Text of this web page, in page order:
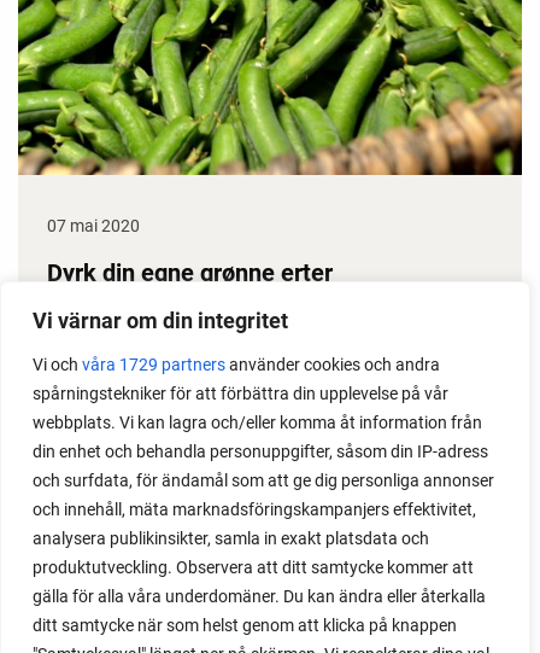
Vi värnar om din integritet
Vi och våra 1729 partnersanvänder cookies och andra
spårningstekniker för att förbättra din upplevelse på vår
webbplats. Vi kan lagra och/eller komma åt information från
din enhet och behandla personuppgifter, såsom din IP-adress
och surfdata, för ändamål som att ge dig personliga annonser
och innehåll, mäta marknadsföringskampanjers effektivitet,
analysera publikinsikter, samla in exakt platsdata och
produktutveckling. Observera att ditt samtycke kommer att
gälla för alla våra underdomäner. Du kan ändra eller återkalla
ditt samtycke när som helst genom att klicka på knappen
07 mai 2020
Dyrk din egne grønne erter
Erter gir stor avling, dessuten klarer de seg i
en gullgruve i kjøkkenhagen. Her får du noen gode
ertedyrketips.